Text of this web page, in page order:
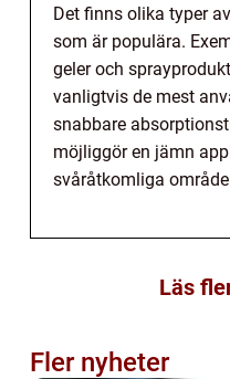
Det finns olika typer
som är populära.
geler och
vanligtvis de mest
snabbare
möjliggör en jämn
svåråtkomliga
Läs
Fler nyheter